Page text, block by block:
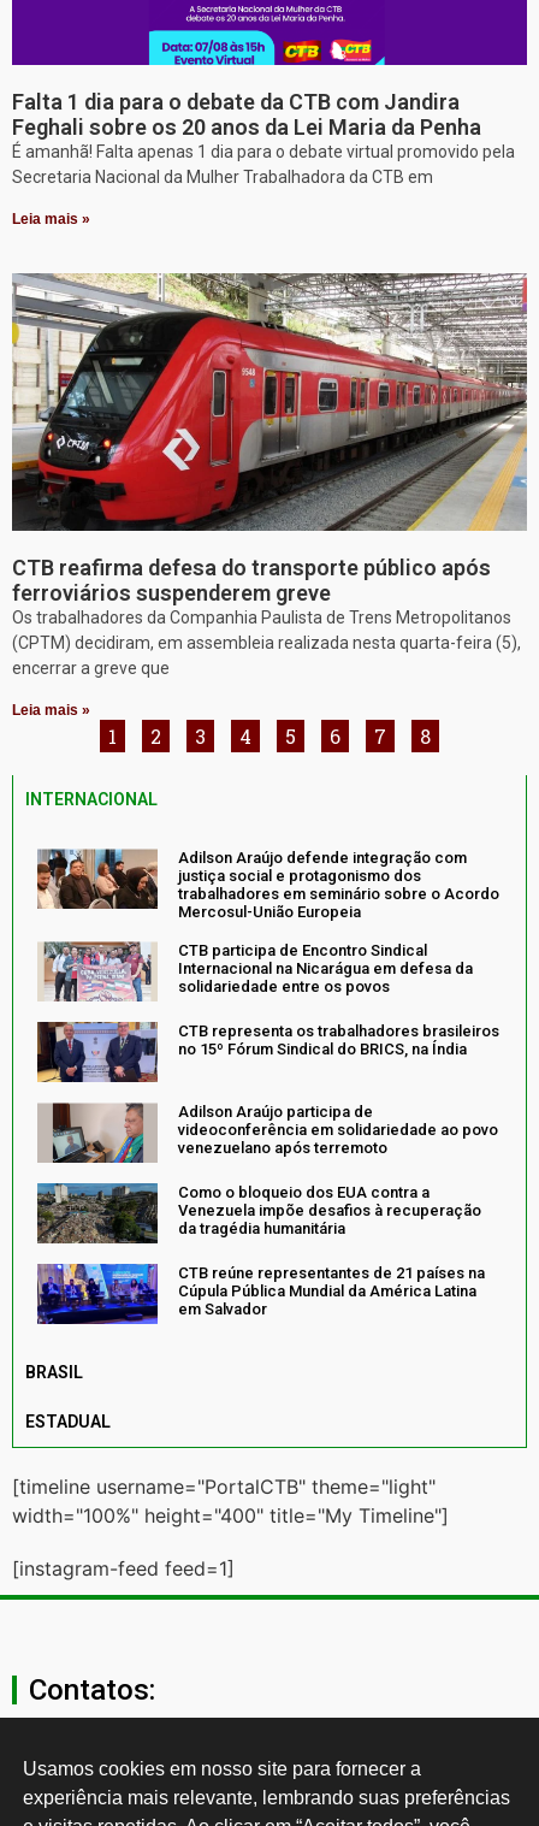
Falta 1 dia para o debate da CTB com Jandira
Feghali sobre os 20 anos da Lei Maria da Penha
É amanhã! Falta apenas 1 dia para o debate virtual promovido pela
Secretaria Nacional da Mulher Trabalhadora da CTB em
Leia mais »
CTB reafirma defesa do transporte público após
ferroviários suspenderem greve
Os trabalhadores da Companhia Paulista de Trens Metropolitanos
(CPTM) decidiram, em assembleia realizada nesta quarta-feira (5),
encerrar a greve que
Leia mais »
1 2 3 4 5 6 7 8
INTERNACIONAL
Adilson Araújo defende integração com
justiça social e protagonismo dos
trabalhadores em seminário sobre o Acordo
Mercosul-União Europeia
CTB participa de Encontro Sindical
Internacional na Nicarágua em defesa da
solidariedade entre os povos
CTB representa os trabalhadores brasileiros
no 15º Fórum Sindical do BRICS, na Índia
Adilson Araújo participa de
videoconferência em solidariedade ao povo
venezuelano após terremoto
Como o bloqueio dos EUA contra a
Venezuela impõe desafios à recuperação
da tragédia humanitária
CTB reúne representantes de 21 países na
Cúpula Pública Mundial da América Latina
em Salvador
BRASIL
ESTADUAL
[timeline username="PortalCTB" theme="light"
width="100%" height="400" title="My Timeline"]
[instagram-feed feed=1]
Contatos:
secgeral@ctb.org.br
11 3874-0040
Usamos cookies em nosso site para fornecer a
experiência mais relevante, lembrando suas preferências